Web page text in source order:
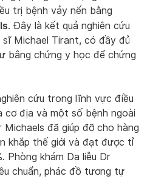
trị bệnh vảy nến bằng
. Đây là kết quả nghiên cứu
Michael Tirant, có đầy đủ
bằng chứng y học để chứng
cứu trong lĩnh vực điều
cơ địa và một số bệnh ngoài
đã giúp đỡ cho hàng
khắp thế giới và đạt được tỉ
Phòng khám Da liễu Dr
chuẩn, phác đồ tương tự